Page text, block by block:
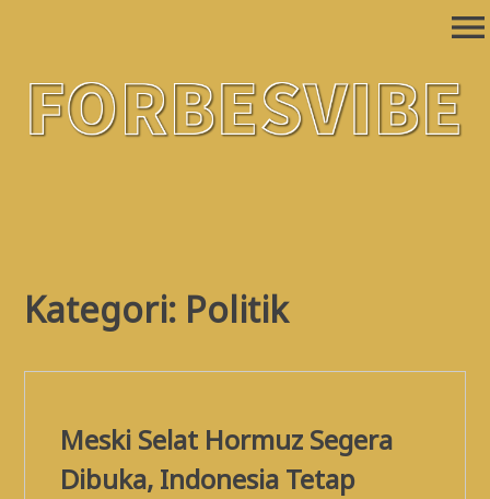
menu
Kategori: Politik
Meski Selat Hormuz Segera
Dibuka, Indonesia Tetap